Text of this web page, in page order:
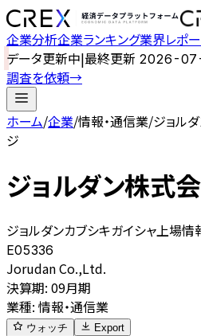
企業分析企業ランキング業界レポ
データ更新中|最終更新 2026-
調査を依頼→
ホーム/企業/情報・通信業/ジョル
ジ
ジョルダン株式
ジョルダンカブシキガイシャ 上場情
E05336
Jorudan Co.,Ltd.
決算期: 09月期
業種: 情報・通信業
ウォッチ Export